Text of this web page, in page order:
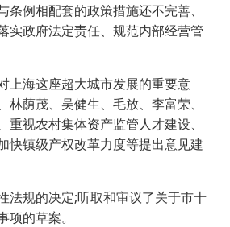
例相配套的政策措施还不完善、
实政府法定责任、规范内部经营管
上海这座超大城市发展的重要意
荫茂、吴健生、毛放、李富荣、
视农村集体资产监管人才建设、
快镇级产权改革力度等提出意见建
法规的决定;听取和审议了关于市十
的草案。